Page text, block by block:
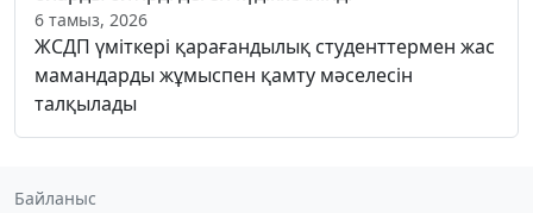
6 тамыз, 2026
ЖСДП үміткері қарағандылық студенттермен жас
мамандарды жұмыспен қамту мәселесін
талқылады
Байланыс